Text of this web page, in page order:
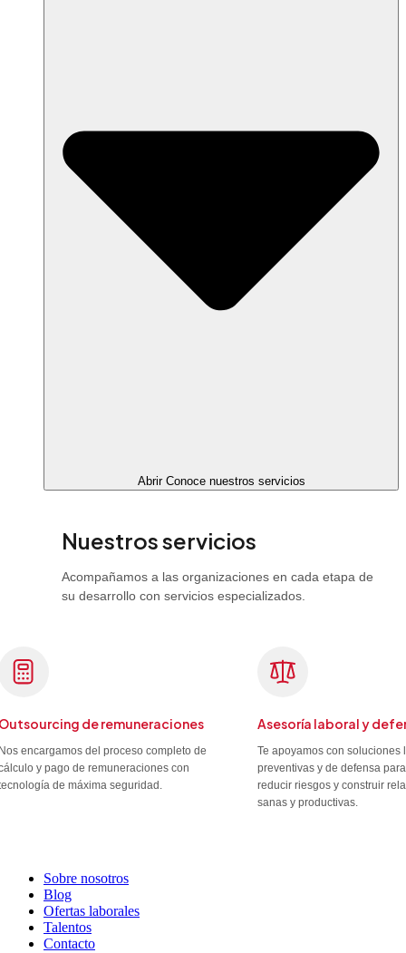
Abrir Conoce nuestros servicios
Nuestros servicios
Acompañamos a las organizaciones en cada etapa de
su desarrollo con servicios especializados.
de remuneraciones
encargamos del proceso completo de
y pago de remuneraciones con
de máxima seguridad.
Asesoría laboral y
Te apoyamos con soluciones
preventivas y de defensa
reducir riesgos y construir
sanas y productivas.
Sobre nosotros
Blog
Ofertas laborales
Talentos
Contacto